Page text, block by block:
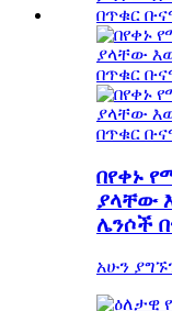
በየቀኑ
ያላቸው
ሌንሶች
አሁን